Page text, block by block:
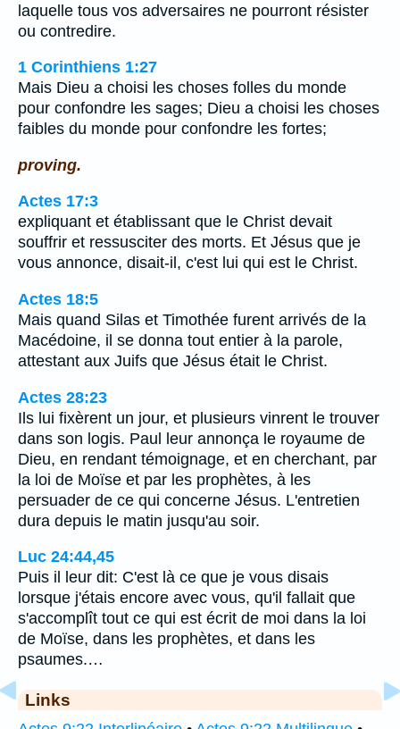
laquelle tous vos adversaires ne pourront résister
ou contredire.
1 Corinthiens 1:27
Mais Dieu a choisi les choses folles du monde
pour confondre les sages; Dieu a choisi les choses
faibles du monde pour confondre les fortes;
proving.
Actes 17:3
expliquant et établissant que le Christ devait
souffrir et ressusciter des morts. Et Jésus que je
vous annonce, disait-il, c'est lui qui est le Christ.
Actes 18:5
Mais quand Silas et Timothée furent arrivés de la
Macédoine, il se donna tout entier à la parole,
attestant aux Juifs que Jésus était le Christ.
Actes 28:23
Ils lui fixèrent un jour, et plusieurs vinrent le trouver
dans son logis. Paul leur annonça le royaume de
Dieu, en rendant témoignage, et en cherchant, par
la loi de Moïse et par les prophètes, à les
persuader de ce qui concerne Jésus. L'entretien
dura depuis le matin jusqu'au soir.
Luc 24:44,45
Puis il leur dit: C'est là ce que je vous disais
lorsque j'étais encore avec vous, qu'il fallait que
s'accomplît tout ce qui est écrit de moi dans la loi
de Moïse, dans les prophètes, et dans les
psaumes.…
Links